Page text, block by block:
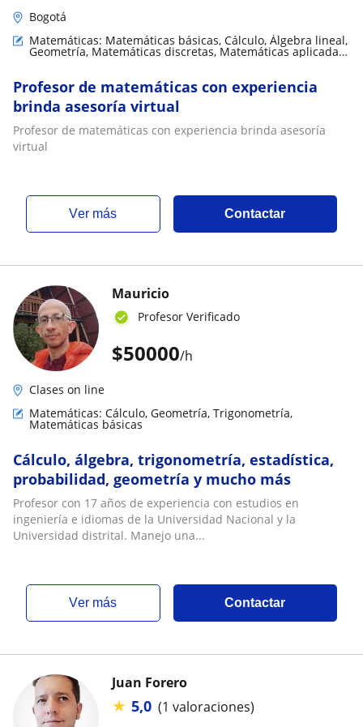
Bogotá
Matemáticas: Matemáticas básicas, Cálculo, Álgebra lineal,
Geometría, Matemáticas discretas, Matemáticas aplicadas,
Profesor de matemáticas con experiencia
brinda asesoría virtual
Profesor de matemáticas con experiencia brinda asesoría
virtual
ver más Contactar
$50000/h
Mauricio
Profesor Verificado
Clases on line
Matemáticas: Cálculo, Geometría, Trigonometría,
Matemáticas básicas
Cálculo, álgebra, trigonometría, estadística,
probabilidad, geometría y mucho más
Profesor con 17 años de experiencia con estudios en
ingeniería e idiomas de la Universidad Nacional y la
Universidad distrital. Manejo una...
ver más Contactar
Juan Forero
★ 5,0 (1 valoraciones)